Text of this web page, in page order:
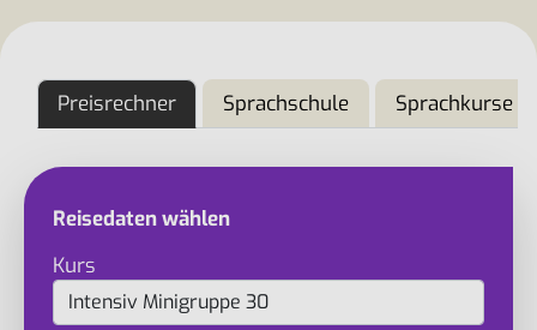
Preisrechner Sprachschule Sprachkurse
Reisedaten wählen
Kurs